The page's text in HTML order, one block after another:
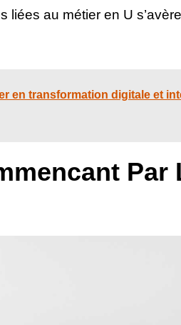
au métier en U
en transformation digitale et
Par